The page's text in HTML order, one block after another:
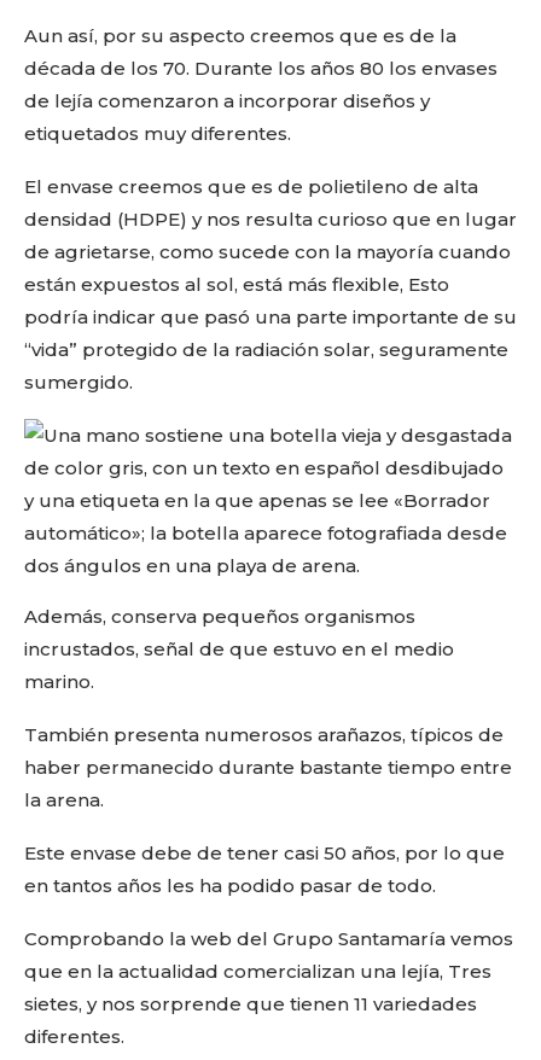
Aun así, por su aspecto creemos que es de la
década de los 70. Durante los años 80 los envases
de lejía comenzaron a incorporar diseños y
etiquetados muy diferentes.
El envase creemos que es de polietileno de alta
densidad (HDPE) y nos resulta curioso que en lugar
de agrietarse, como sucede con la mayoría cuando
están expuestos al sol, está más flexible, Esto
podría indicar que pasó una parte importante de su
“vida” protegido de la radiación solar, seguramente
sumergido.
Además, conserva pequeños organismos
incrustados, señal de que estuvo en el medio
marino.
También presenta numerosos arañazos, típicos de
haber permanecido durante bastante tiempo entre
la arena.
Este envase debe de tener casi 50 años, por lo que
en tantos años les ha podido pasar de todo.
Comprobando la web del Grupo Santamaría vemos
que en la actualidad comercializan una lejía, Tres
sietes, y nos sorprende que tienen 11 variedades
diferentes.